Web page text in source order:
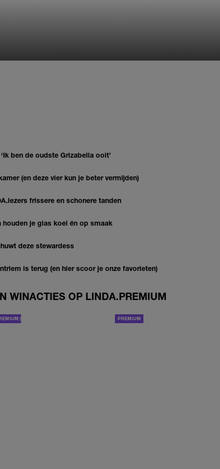
ben de oudste Grizabella ooit’
(en deze vier kun je beter vermijden)
frissere en schonere tanden
houden je glas koel én op smaak
deze stewardess
is terug (en hier scoor je onze favorieten)
WINACTIES OP LINDA.PREMIUM
CADEAUTJE OP DINSDAG